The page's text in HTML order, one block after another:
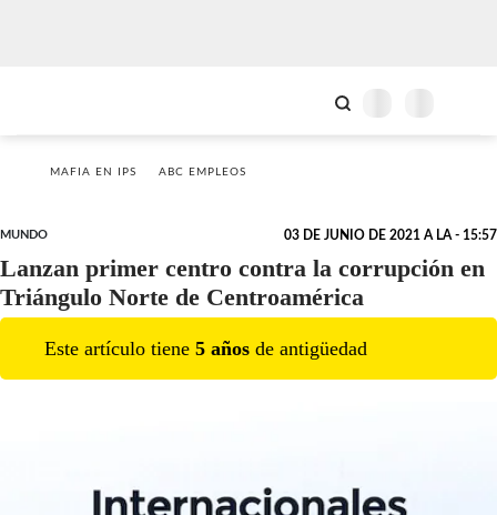
MAFIA EN IPS ABC EMPLEOS
MUNDO 03 DE JUNIO DE 2021 A LA - 15:57
Lanzan primer centro contra la corrupción en
Triángulo Norte de Centroamérica
Este artículo tiene 5 años de antigüedad